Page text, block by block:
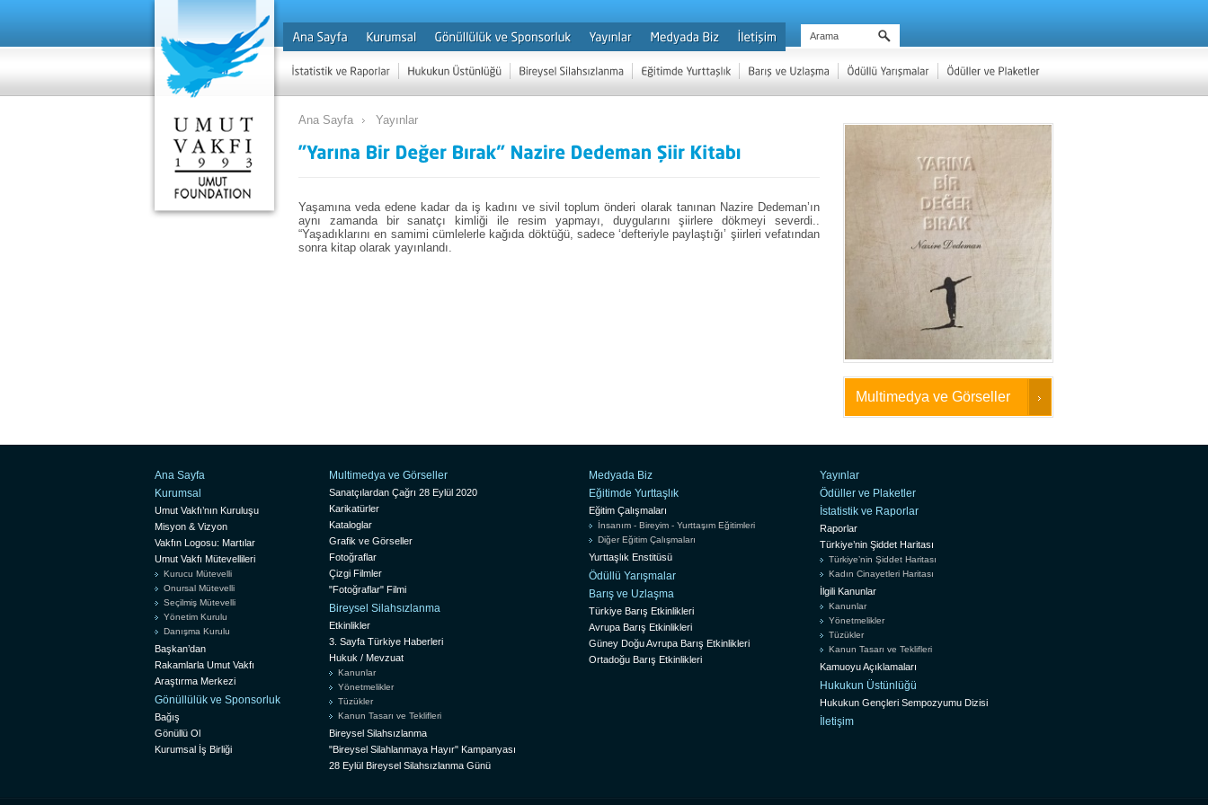
Ana Sayfa Yayınlar
Yaşamına veda edene kadar da iş kadını ve sivil toplum önderi olarak tanınan Nazire Dedeman’ın
aynı zamanda bir sanatçı kimliği ile resim yapmayı, duygularını şiirlere dökmeyi severdi..
“Yaşadıklarını en samimi cümlelerle kağıda döktüğü, sadece ‘defteriyle paylaştığı’ şiirleri vefatından
sonra kitap olarak yayınlandı.
Multimedya ve Görseller
Ana Sayfa
Kurumsal
Umut Vakfı’nın Kuruluşu
Misyon & Vizyon
Vakfın Logosu: Martılar
Umut Vakfı Mütevellileri
Kurucu Mütevelli
Onursal Mütevelli
Seçilmiş Mütevelli
Yönetim Kurulu
Danışma Kurulu
Başkan’dan
Rakamlarla Umut Vakfı
Araştırma Merkezi
Gönüllülük ve Sponsorluk
Bağış
Gönüllü Ol
Kurumsal İş Birliği
Multimedya ve Görseller
Sanatçılardan Çağrı 28 Eylül 2020
Karikatürler
Kataloglar
Grafik ve Görseller
Fotoğraflar
Çizgi Filmler
"Fotoğraflar" Filmi
Bireysel Silahsızlanma
Etkinlikler
3. Sayfa Türkiye Haberleri
Hukuk / Mevzuat
Kanunlar
Yönetmelikler
Tüzükler
Kanun Tasarı ve Teklifleri
Bireysel Silahsızlanma
"Bireysel Silahlanmaya Hayır" Kampanyası
28 Eylül Bireysel Silahsızlanma Günü
Medyada Biz
Eğitimde Yurttaşlık
Eğitim Çalışmaları
İnsanım - Bireyim - Yurttaşım Eğitimleri
Diğer Eğitim Çalışmaları
Yurttaşlık Enstitüsü
Ödüllü Yarışmalar
Barış ve Uzlaşma
Türkiye Barış Etkinlikleri
Avrupa Barış Etkinlikleri
Güney Doğu Avrupa Barış Etkinlikleri
Ortadoğu Barış Etkinlikleri
Yayınlar
Ödüller ve Plaketler
İstatistik ve Raporlar
Raporlar
Türkiye’nin Şiddet Haritası
Türkiye’nin Şiddet Haritası
Kadın Cinayetleri Haritası
İlgili Kanunlar
Kanunlar
Yönetmelikler
Tüzükler
Kanun Tasarı ve Teklifleri
Kamuoyu Açıklamaları
Hukukun Üstünlüğü
Hukukun Gençleri Sempozyumu Dizisi
İletişim